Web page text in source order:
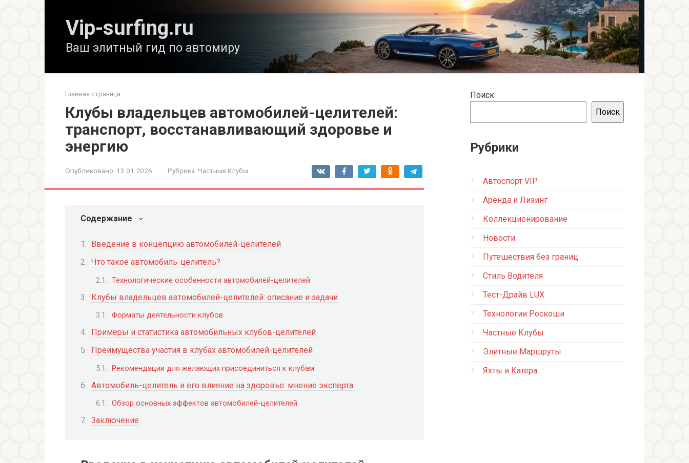
Vip-surfing.ru
Ваш элитный гид по автомиру
Главная страница
Клубы владельцев автомобилей-целителей:
транспорт, восстанавливающий здоровье и
энергию
Опубликовано: 13.01.2026 Рубрика: Частные Клубы
Содержание
Введение в концепцию автомобилей-целителей
Что такое автомобиль-целитель?
Технологические особенности автомобилей-целителей
Клубы владельцев автомобилей-целителей: описание и задачи
Форматы деятельности клубов
Примеры и статистика автомобильных клубов-целителей
Преимущества участия в клубах автомобилей-целителей
Рекомендации для желающих присоединиться к клубам
Автомобиль-целитель и его влияние на здоровье: мнение эксперта
Обзор основных эффектов автомобилей-целителей
Заключение
Поиск
Поиск
Рубрики
Автоспорт VIP
Аренда и Лизинг
Коллекционирование
Новости
Путешествия без границ
Стиль Водителя
Тест-Драйв LUX
Технологии Роскоши
Частные Клубы
Элитные Маршруты
Яхты и Катера